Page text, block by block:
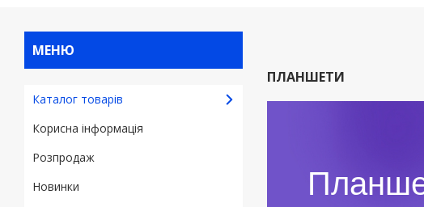
ПЛАНШЕТИ
Каталог товарів
Корисна інформація
Pозпродаж
Новинки